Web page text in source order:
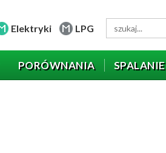
Elektryki LPG
PORÓWNANIA SPALANIE